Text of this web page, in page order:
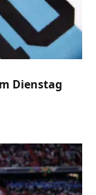
Dienstag